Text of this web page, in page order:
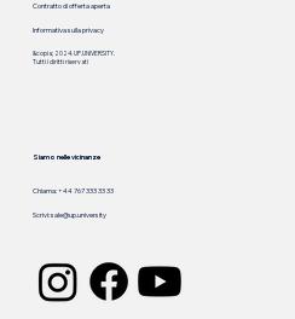
Contratto di offerta aperta
Informativa sulla privacy
&copia; 2024. UP.UNIVERSITY.
Tutti i diritti riservati
Siamo nelle vicinanze
Scrivi:sale@up.university
Chiama: +44 767 333 33 33